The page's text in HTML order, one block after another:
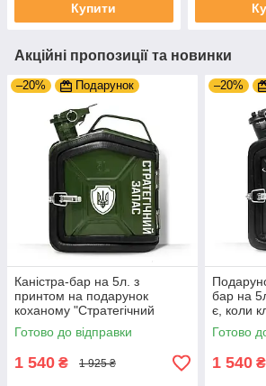
Купити
Акційні пропозиції та новинки
–20% Подарунок
Каністра-бар на 5л. з
принтом на подарунок
коханому "Стратегічний
запас" Жовтий
Готово до відправки
1 540 ₴ 1 925 ₴
–20%
бар на
є, коли
Готово
1 540 ₴